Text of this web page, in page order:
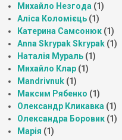
Михайло Незгода (1)
Аліса Коломієць (1)
Катерина Самсонюк (1)
Anna Skrypak Skrypak (1)
Наталія Мураль (1)
Михайло Клар (1)
Mandrivnuk (1)
Максим Рябенко (1)
Олександр Кликавка (1)
Олександра Боровик (1)
Марія (1)